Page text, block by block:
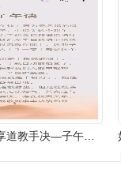
今天给大家分享道教手决—子午诀,感兴趣的朋友可以停留观看#道 - 抖